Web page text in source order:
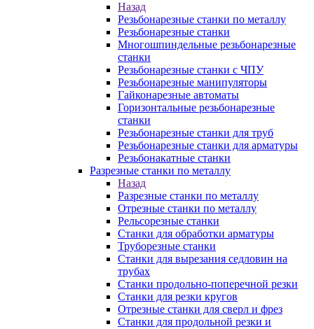
Назад
Резьбонарезные станки по металлу
Резьбонарезные станки
Многошпиндельные резьбонарезные
станки
Резьбонарезные станки с ЧПУ
Резьбонарезные манипуляторы
Гайконарезные автоматы
Горизонтальные резьбонарезные
станки
Резьбонарезные станки для труб
Резьбонарезные станки для арматуры
Резьбонакатные станки
Разрезные станки по металлу
Назад
Разрезные станки по металлу
Отрезные станки по металлу
Рельсорезные станки
Станки для обработки арматуры
Труборезные станки
Станки для вырезания седловин на
трубаx
Станки продольно-поперечной резки
Станки для резки кругов
Отрезные станки для сверл и фрез
Станки для продольной резки и